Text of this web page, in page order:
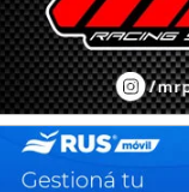
SUR SANTAFESINO - F4
José Samuel Sánchez (Tierra)
Rufino (Santa Fe)
TUCUMANO - F5
El Timbó (Tucumán)